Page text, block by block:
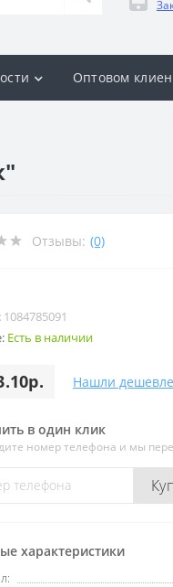
Оптовом
Отзывы: (0)
1084785091
Есть в наличии
Нашли
в один клик
номер телефона и мы
характеристики